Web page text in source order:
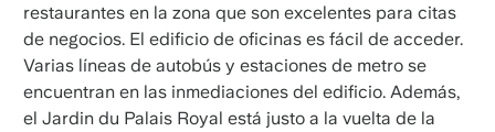
restaurantes en la zona que son excelentes para citas
de negocios. El edificio de oficinas es fácil de acceder.
Varias líneas de autobús y estaciones de metro se
encuentran en las inmediaciones del edificio. Además,
el Jardin du Palais Royal está justo a la vuelta de la